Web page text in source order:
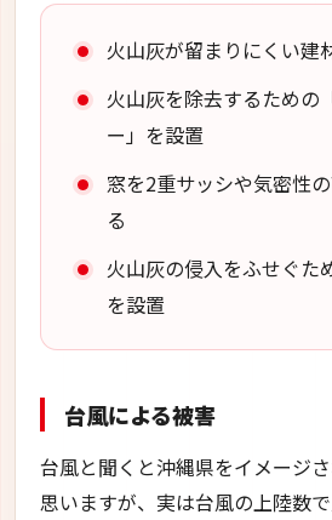
火山灰が留まりにくい建
火山灰を除去するための
ー」を設置
窓を2重サッシや気密性
る
火山灰の侵入をふせぐた
を設置
台風による被害
台風と聞くと沖縄県をイメージ
思いますが、実は台風の上陸数